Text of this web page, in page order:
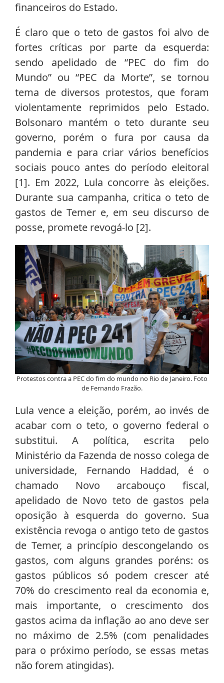
financeiros do Estado.
É claro que o teto de gastos foi alvo de
fortes críticas por parte da esquerda:
sendo apelidado de “PEC do fim do
Mundo” ou “PEC da Morte”, se tornou
tema de diversos protestos, que foram
violentamente reprimidos pelo Estado.
Bolsonaro mantém o teto durante seu
governo, porém o fura por causa da
pandemia e para criar vários benefícios
sociais pouco antes do período eleitoral
[1]. Em 2022, Lula concorre às eleições.
Durante sua campanha, critica o teto de
gastos de Temer e, em seu discurso de
posse, promete revogá-lo [2].
Protestos contra a PEC do fim do mundo no Rio de Janeiro. Foto
de Fernando Frazão.
Lula vence a eleição, porém, ao invés de
acabar com o teto, o governo federal o
substitui. A política, escrita pelo
Ministério da Fazenda de nosso colega de
universidade, Fernando Haddad, é o
chamado Novo arcabouço fiscal,
apelidado de Novo teto de gastos pela
oposição à esquerda do governo. Sua
existência revoga o antigo teto de gastos
de Temer, a princípio descongelando os
gastos, com alguns grandes poréns: os
gastos públicos só podem crescer até
70% do crescimento real da economia e,
mais importante, o crescimento dos
gastos acima da inflação ao ano deve ser
no máximo de 2.5% (com penalidades
para o próximo período, se essas metas
não forem atingidas).